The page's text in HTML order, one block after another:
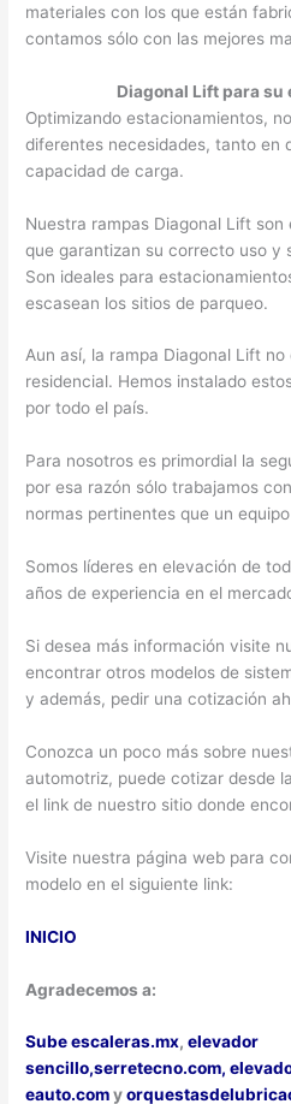
materiales con los que están
contamos sólo con las mejores
Diagonal Lift para su
Optimizando estacionamientos,
diferentes necesidades, tanto en
capacidad de carga.
Nuestra rampas Diagonal Lift
que garantizan su correcto uso y
Son ideales para
escasean los sitios de parqueo.
Aun así, la rampa Diagonal Lift
residencial. Hemos instalado
por todo el país.
Para nosotros es primordial la
por esa razón sólo trabajamos
normas pertinentes que un
Somos líderes en elevación de
años de experiencia en el
Si desea más información visite
encontrar otros modelos de
y además, pedir una cotización
Conozca un poco más sobre
automotriz, puede cotizar desde
el link de nuestro sitio donde
Visite nuestra página web para
modelo en el siguiente link:
INICIO
Agradecemos a:
Sube escaleras.mx,elevador
sencillo,serretecno.com,
eauto.comy